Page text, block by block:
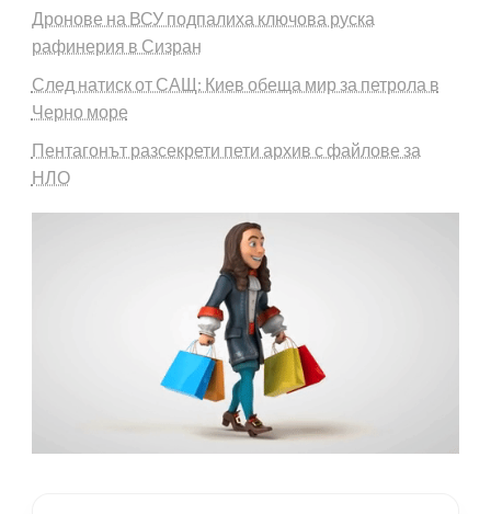
Дронове на ВСУ подпалиха ключова руска
рафинерия в Сизран
След натиск от САЩ: Киев обеща мир за петрола в
Черно море
Пентагонът разсекрети пети архив с файлове за
НЛО